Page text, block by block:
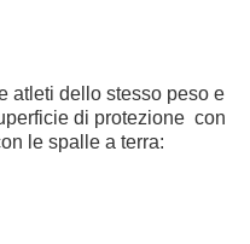
atleti dello stesso peso e
di protezione con
le spalle a terra: